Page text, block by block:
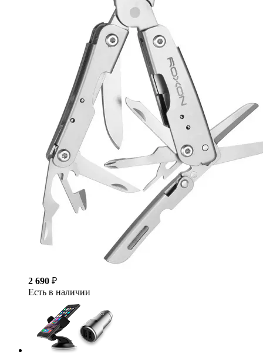
2 690 ₽
Есть в наличии